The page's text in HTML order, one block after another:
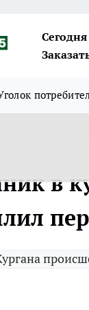
Сегодня
в